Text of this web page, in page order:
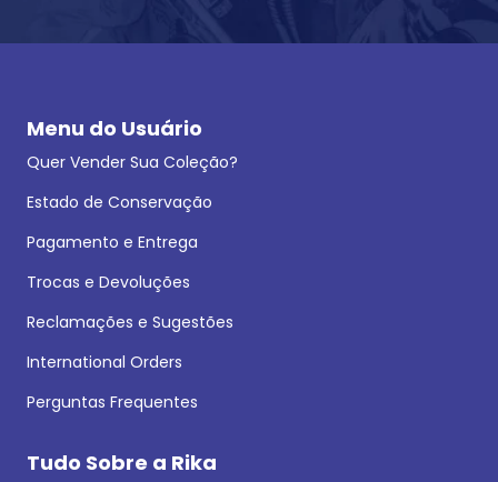
Menu do Usuário
Quer Vender Sua Coleção?
Estado de Conservação
Pagamento e Entrega
Trocas e Devoluções
Reclamações e Sugestões
International Orders
Perguntas Frequentes
Tudo Sobre a Rika